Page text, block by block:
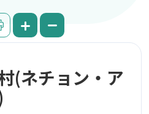
(ネチョン・ア